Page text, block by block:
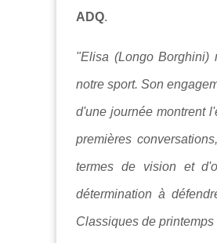
ADQ.
"Elisa (Longo Borghini)
notre sport. Son
d'une journée montrent
premières
termes de vision et
détermination à
Classiques de